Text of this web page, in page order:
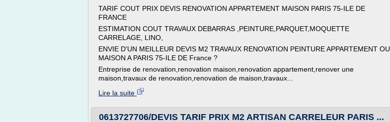
TARIF COUT PRIX DEVIS RENOVATION APPARTEMENT MAISON PARIS 75-ILE DE
FRANCE
ESTIMATION COUT TRAVAUX DEBARRAS ,PEINTURE,PARQUET,MOQUETTE
CARRELAGE, LINO,
ENVIE D'UN MEILLEUR DEVIS M2 TRAVAUX RENOVATION PEINTURE APPARTEMENT OU
MAISON A PARIS 75-ILE DE France ?
Entreprise de renovation,renovation maison,renovation appartement,renover une
maison,travaux de renovation,renovation de maison,travaux...
Lire la suite
0613727706/DEVIS TARIF PRIX M2 ARTISAN CARRELEUR PARIS ...